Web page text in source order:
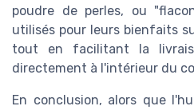
poudre de perles, ou
utilisés pour leurs bienfaits
tout en facilitant la
directement à l'intérieur du
En conclusion, alors que